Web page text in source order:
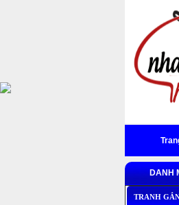
DANH
TRANH